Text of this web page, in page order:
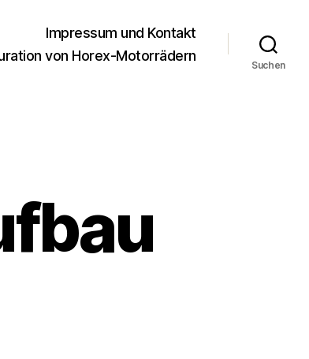
Impressum und Kontakt
von Horex-Motorrädern
Suchen